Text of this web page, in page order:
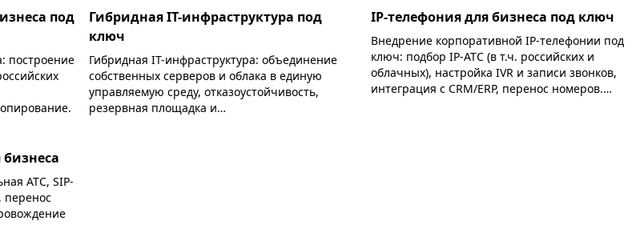
под
построение
Гибридная IT-инфраструктура под
ключ
Гибридная IT-инфраструктура: объединение
собственных серверов и облака в единую
управляемую среду, отказоустойчивость,
резервная площадка и
IP-телефония для бизнеса под ключ
Внедрение корпоративной IP-телефонии под
ключ: подбор IP-АТС (в т.ч. российских и
облачных), настройка IVR и записи звонков,
интеграция с CRM/ERP, перенос номеров.
АТС, SIP-
перенос